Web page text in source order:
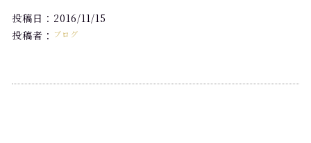
投稿日：2016/11/15
投稿者： ブログ